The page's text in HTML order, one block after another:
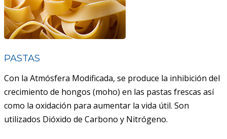
PASTAS
Con la Atmósfera Modificada, se produce la inhibición del
crecimiento de hongos (moho) en las pastas frescas así
como la oxidación para aumentar la vida útil. Son
utilizados Dióxido de Carbono y Nitrógeno.